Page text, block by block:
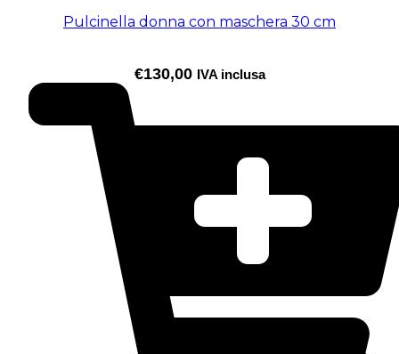
Pulcinella donna con maschera 30 cm
€130,00 IVA inclusa